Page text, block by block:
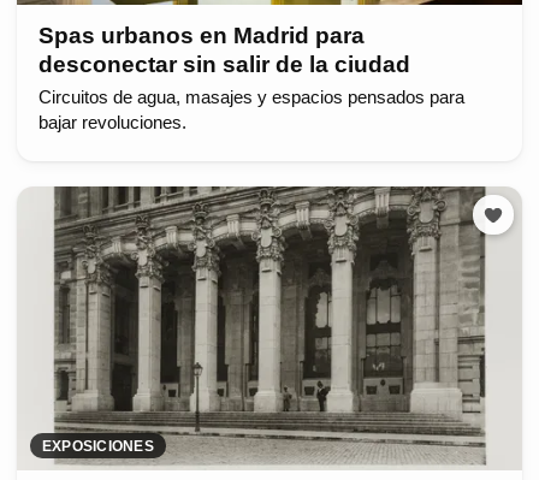
Spas urbanos en Madrid para
desconectar sin salir de la ciudad
Circuitos de agua, masajes y espacios pensados para
bajar revoluciones.
EXPOSICIONES